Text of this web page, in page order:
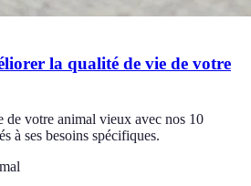
la qualité de vie de votre
de votre animal vieux avec nos 10
à ses besoins spécifiques.